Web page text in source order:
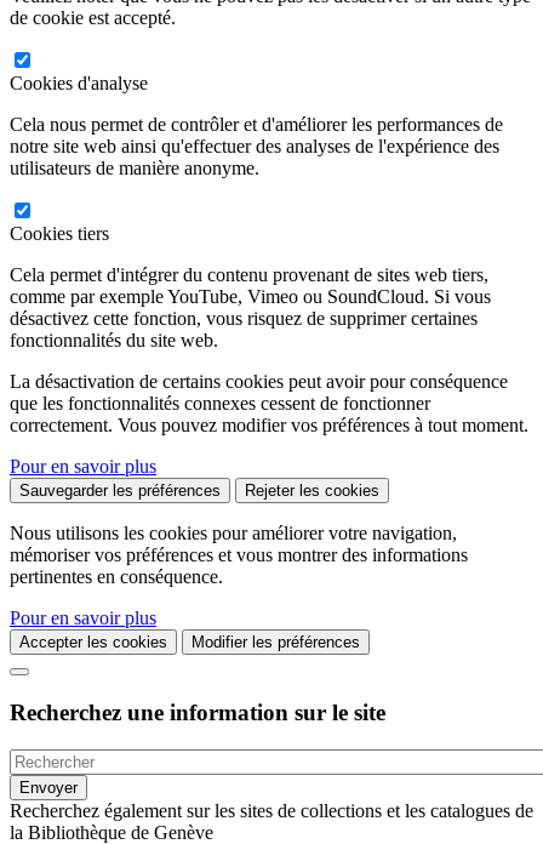
de cookie est accepté.
Cookies d'analyse
Cela nous permet de contrôler et d'améliorer les performances de
notre site web ainsi qu'effectuer des analyses de l'expérience des
utilisateurs de manière anonyme.
Cookies tiers
Cela permet d'intégrer du contenu provenant de sites web tiers,
comme par exemple YouTube, Vimeo ou SoundCloud. Si vous
désactivez cette fonction, vous risquez de supprimer certaines
fonctionnalités du site web.
La désactivation de certains cookies peut avoir pour conséquence
que les fonctionnalités connexes cessent de fonctionner
correctement. Vous pouvez modifier vos préférences à tout moment.
Pour en savoir plus
Sauvegarder les préférences Rejeter les cookies
Nous utilisons les cookies pour améliorer votre navigation,
mémoriser vos préférences et vous montrer des informations
pertinentes en conséquence.
Pour en savoir plus
Accepter les cookies Modifier les préférences
Recherchez une information sur le site
Recherchez également sur les sites de collections et les catalogues de
la Bibliothèque de Genève